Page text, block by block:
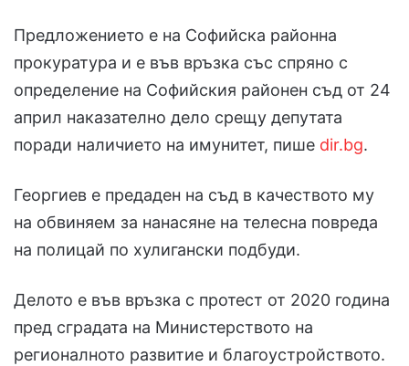
Предложението е на Софийска районна
прокуратура и е във връзка със спряно с
определение на Софийския районен съд от 24
април наказателно дело срещу депутата
поради наличието на имунитет, пише dir.bg.
Георгиев е предаден на съд в качеството му
на обвиняем за нанасяне на телесна повреда
на полицай по хулигански подбуди.
Делото е във връзка с протест от 2020 година
пред сградата на Министерството на
регионалното развитие и благоустройството.